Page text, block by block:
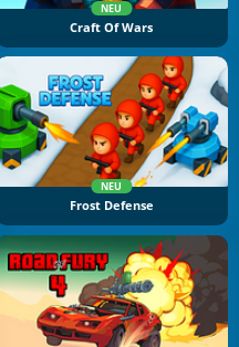
NEU
Craft Of Wars
NEU
Frost Defense